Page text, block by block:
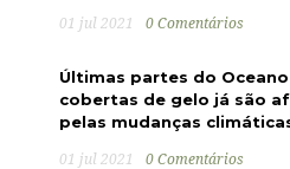
01 jul 2021 0 Comentários
Últimas partes do
cobertas de gelo já são
pelas mudanças
01 jul 2021 0 Comentários